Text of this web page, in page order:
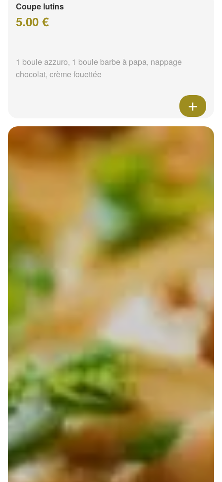
Coupe lutins
5.00 €
1 boule azzuro, 1 boule barbe à papa, nappage
chocolat, crème fouettée